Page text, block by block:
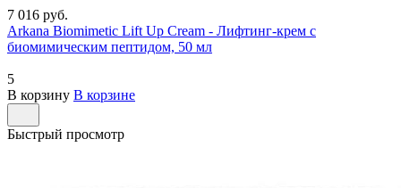
7 016 руб.
Arkana Biomimetic Lift Up Cream - Лифтинг-крем с
биомимическим пептидом, 50 мл
5
В корзину В корзине
Быстрый просмотр